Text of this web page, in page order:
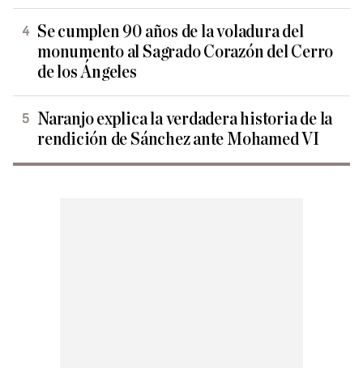
Se cumplen 90 años de la voladura del
monumento al Sagrado Corazón del Cerro
de los Ángeles
Naranjo explica la verdadera historia de la
rendición de Sánchez ante Mohamed VI